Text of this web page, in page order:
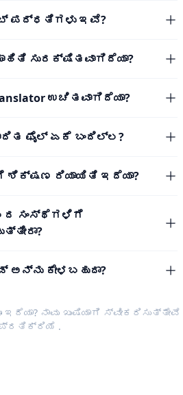
ಪದ್ಧತಿಗಳು ಇವೆ?
ಸುರಕ್ಷಿತವಾಗಿದೆಯಾ?
ಉಚಿತವಾಗಿದೆಯಾ?
ಫೈಲ್ ಏಕೆ ಬಂದಿಲ್ಲ?
ರಿಯಾಯಿತಿ ಇದೆಯಾ?
ಸಂಸ್ಥೆಗಳಿಗೆ
ಅನ್ನು ಕೇಳಬಹುದಾ?
ನಾವು ಖುಷಿಯಾಗಿ ಸ್ವೀಕರಿಸುತ್ತೇವೆ
.